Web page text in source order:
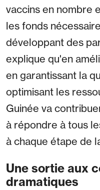
vaccins en nombre
les fonds
développant des
explique qu'en
en garantissant la
optimisant les
Guinée va
à répondre à tous
à chaque étape de
Une sortie aux
dramatiques